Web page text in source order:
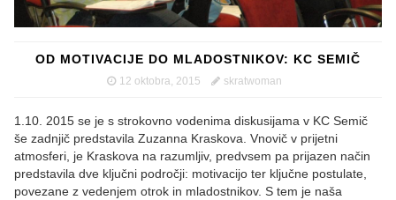
OD MOTIVACIJE DO MLADOSTNIKOV: KC SEMIČ
12 oktobra, 2015 skratwoman
1.10. 2015 se je s strokovno vodenima diskusijama v KC Semič
še zadnjič predstavila Zuzanna Kraskova. Vnovič v prijetni
atmosferi, je Kraskova na razumljiv, predvsem pa prijazen način
predstavila dve ključni področji: motivacijo ter ključne postulate,
povezane z vedenjem otrok in mladostnikov. S tem je naša